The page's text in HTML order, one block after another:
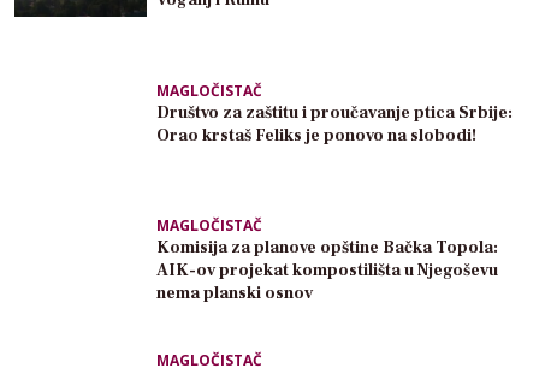
MAGLOČISTAČ
Društvo za zaštitu i proučavanje ptica Srbije:
Orao krstaš Feliks je ponovo na slobodi!
MAGLOČISTAČ
Komisija za planove opštine Bačka Topola:
AIK-ov projekat kompostilišta u Njegoševu
nema planski osnov
MAGLOČISTAČ